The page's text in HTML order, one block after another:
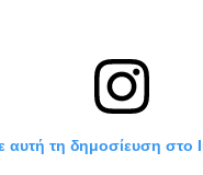
αυτή τη δημοσίευση στο